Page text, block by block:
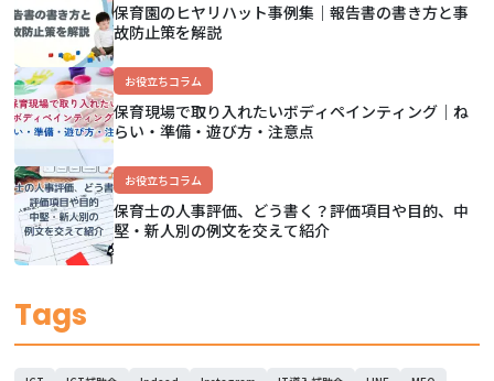
保育園のヒヤリハット事例集｜報告書の書き方と事
故防止策を解説
お役立ちコラム
保育現場で取り入れたいボディペインティング｜ね
らい・準備・遊び方・注意点
お役立ちコラム
保育士の人事評価、どう書く？評価項目や目的、中
堅・新人別の例文を交えて紹介
Tags